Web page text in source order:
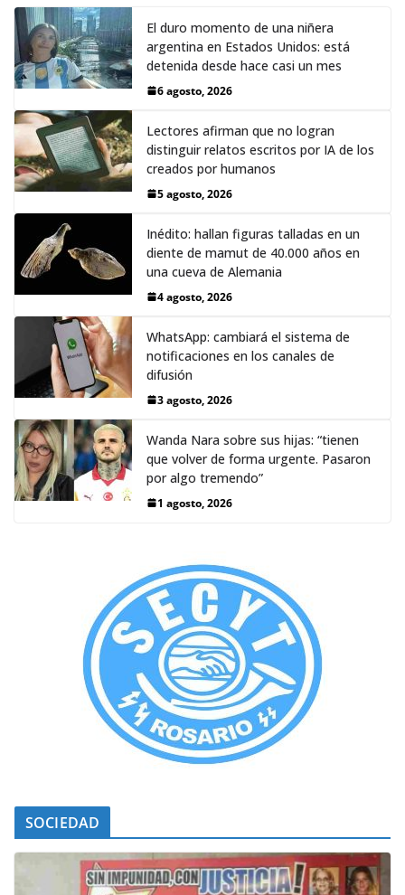
El duro momento de una niñera
argentina en Estados Unidos: está
detenida desde hace casi un mes
6 agosto, 2026
Lectores afirman que no logran
distinguir relatos escritos por IA de los
creados por humanos
5 agosto, 2026
Inédito: hallan figuras talladas en un
diente de mamut de 40.000 años en
una cueva de Alemania
4 agosto, 2026
WhatsApp: cambiará el sistema de
notificaciones en los canales de
difusión
3 agosto, 2026
Wanda Nara sobre sus hijas: “tienen
que volver de forma urgente. Pasaron
por algo tremendo”
1 agosto, 2026
SOCIEDAD